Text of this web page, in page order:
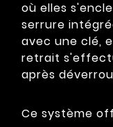
où elles
serrure
avec une clé,
retrait
après
Ce système